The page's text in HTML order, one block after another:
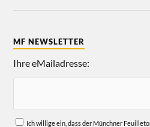
MF NEWSLETTER
Ihre eMailadresse:
Ich willige ein, dass der Münchner